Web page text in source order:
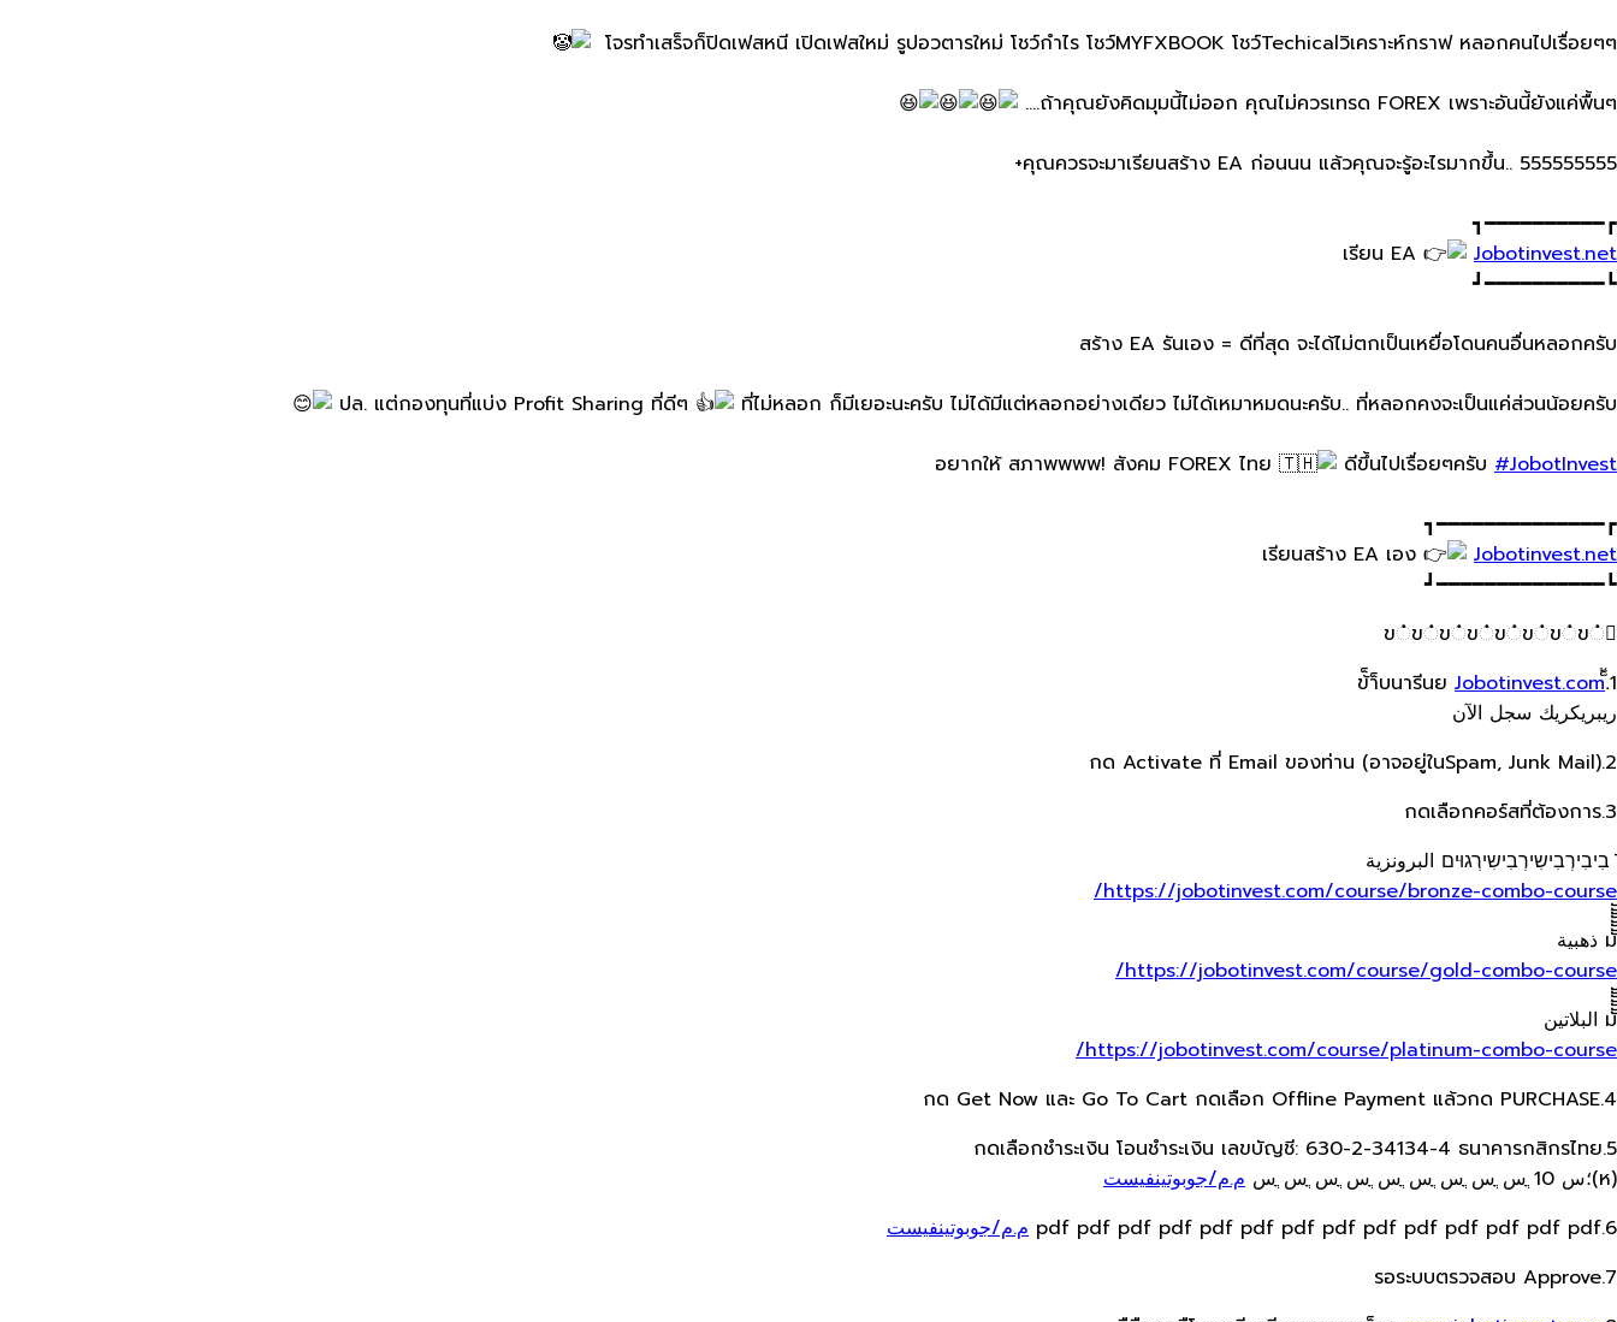
โจรทำเสร็จก็ปิดเฟสหนี​ เปิดเฟสใหม่​ รูปอวตารใหม่​ โชว์กำไร​ โชว์​MYFXBOOK​ โชว์Techicalวิเคราะห์​กราฟ หลอกคนไปเรื่อยๆ​ๆ​ ​
ถ้าคุณยังคิดมุมนี้ไม่ออก​ คุณไม่ควรเทรด FOREX เพราะอันนี้ยังแค่พื้นๆ….
คุณควรจะมาเรียนสร้าง​ EA​ ก่อนน​น แล้วคุณจะรู้อะไรมากขึ้น.. 555555555+
┏━━━━━━━━━━┓
เรียน​ EA
Jobotinvest.net
┗━━━━━━━━━━┛
สร้าง​ EA​ รันเอง​ = ดีที่สุด​ จะได้ไม่ตกเป็นเหยื่อโดนคนอื่นหลอกครับ
ปล.​ แต่กองทุนที่แบ่ง​ Profit​ Sharing​ ที่ดีๆ​ ที่ไม่หลอก​ ก็มีเยอะนะครับ​ ไม่ได้มีแต่หลอกอย่างเดียว​ ไม่ได้เหมาหมดนะครับ.. ที่หลอกคงจะเป็นแค่ส่วนน้อยครับ​
อยากให้​ สภาพพพพ! สังคม FOREX​ ไทย​ ดีขึ้นไปเรื่อยๆครับ​ #JobotInvest
┏━━━━━━━━━━━━━━┓
เรียน​สร้าง EA​ ​เอง
Jobotinvest.net
┗━━━━━━━━━━━━━━┛
ข்ข்ข்ข்ข்ข்ข்ข்
1.็้ข้็า็บนารีนย
Jobotinvest.com
ريبريكريك سجل الآن
2.กด Activate ที่ Email ของท่าน​ (อาจอยู่ใน​Spam, Junk Mail)
3.กดเลือกคอร์สที่ต้องการ
̄ בִיבִירְבִישִירְבִישִירְגוּים البرونزية
https://jobotinvest.com/course/bronze-combo-course/
มัััััััั ذهبية
https://jobotinvest.com/course/gold-combo-course/
มััััััั البلاتين
https://jobotinvest.com/course/platinum-combo-course/
4.กด Get Now และ Go To Cart กดเลือก​ Offline Payment แล้วกด​ PURCHASE
5.กดเลือกชำระเงิน โอนชำระเงิน เลขบัญชี: 630-2-34134-4 ธนาคารกสิกรไทย
(ห)؛س 10 ֳس ֳس ֳس ֳس ֳس ֳس ֳس ֳس ֳس
م.م/جوبوتينفيست
6.pdf pdf pdf pdf pdf pdf pdf pdf pdf pdf pdf pdf pdf pdf
م.م/جوبوتينفيست
7.รอระบบตรวจสอบ Approve